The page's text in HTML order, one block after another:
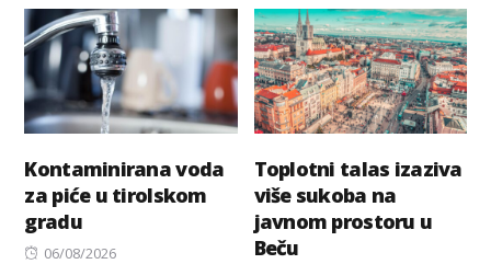
Kontaminirana voda
za piće u tirolskom
gradu
Posted
06/08/2026
Toplotni talas izaziva
više sukoba na
javnom prostoru u
Beču